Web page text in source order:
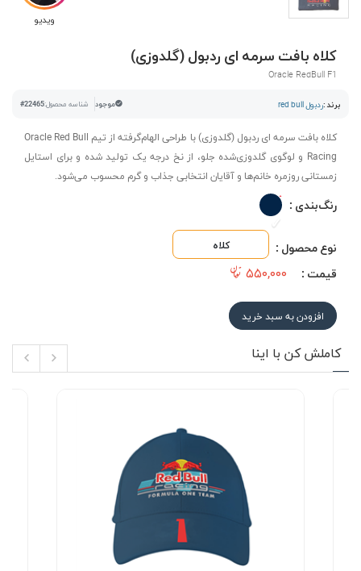
ویدیو
کلاه بافت سرمه ای ردبول (گلدوزی)
Oracle RedBull F1
برند :ردبول red bull موجود شناسه محصول:#22465
کلاه بافت سرمه ای ردبول (گلدوزی) با طراحی الهام‌گرفته از تیم Oracle Red Bull
Racing و لوگوی گلدوزی‌شده جلو، از نخ درجه یک تولید شده و برای استایل
زمستانی روزمره خانم‌ها و آقایان انتخابی جذاب و گرم محسوب می‌شود.
رنگ‌بندی :
نوع محصول : کلاه
قیمت : ۵۵۰,۰۰۰
افزودن به سبد خرید
کاملش کن با اینا